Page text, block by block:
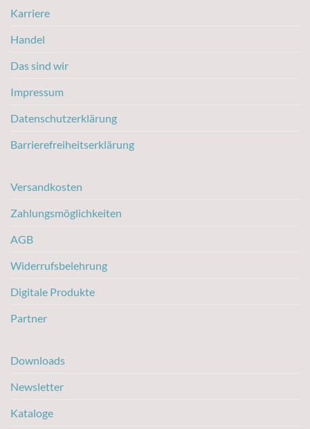
Karriere
Handel
Das sind wir
Impressum
Datenschutzerklärung
Barrierefreiheitserklärung
Versandkosten
Zahlungsmöglichkeiten
AGB
Widerrufsbelehrung
Digitale Produkte
Partner
Downloads
Newsletter
Kataloge